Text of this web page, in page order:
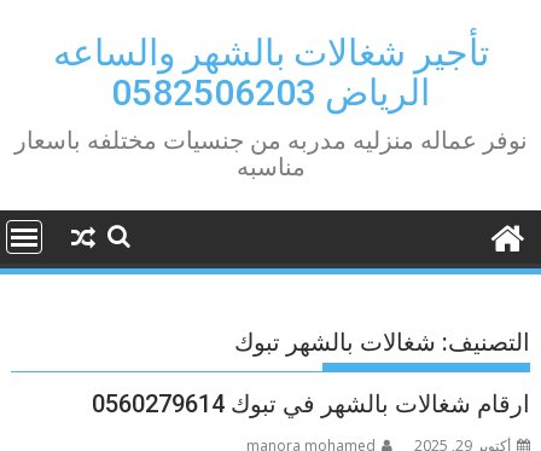
contentتأجير شغالات بالشهر والساعه
الرياض 0582506203
نوفر عماله منزليه مدربه من جنسيات مختلفه باسعار
مناسبه
التصنيف: شغالات بالشهر تبوك
ارقام شغالات بالشهر في تبوك 0560279614
أكتوبر 29, 2025 manora mohamed